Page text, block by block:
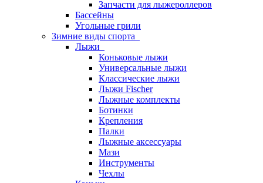
Запчасти для лыжероллеров
Бассейны
Угольные грили
Зимние виды спорта
Лыжи
Коньковые лыжи
Универсальные лыжи
Классические лыжи
Лыжи Fischer
Лыжные комплекты
Ботинки
Крепления
Палки
Лыжные аксессуары
Мази
Инструменты
Чехлы